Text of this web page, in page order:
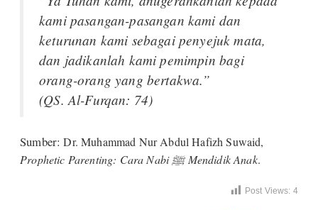
kami pasangan-pasangan kami dan
keturunan kami sebagai penyejuk mata,
dan jadikanlah kami pemimpin bagi
orang-orang yang bertakwa.”
(QS. Al-Furqan: 74)
Sumber:Dr. Muhammad Nur Abdul Hafizh Suwaid,
Prophetic Parenting: Cara Nabi ﷺ Mendidik Anak.
Post Views: 4